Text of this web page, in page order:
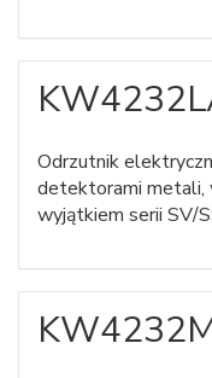
Odrzutnik
detektorami metali,
wyjątkiem serii SV/